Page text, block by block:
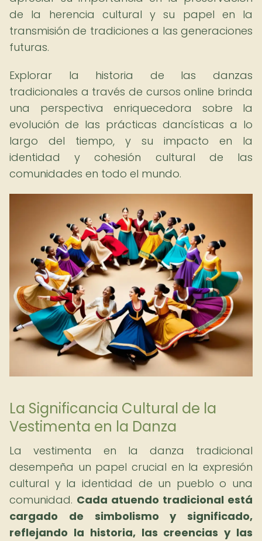
de la herencia cultural y su papel en la
transmisión de tradiciones a las generaciones
futuras.
Explorar la historia de las danzas
tradicionales a través de cursos online brinda
una perspectiva enriquecedora sobre la
evolución de las prácticas dancísticas a lo
largo del tiempo, y su impacto en la
identidad y cohesión cultural de las
comunidades en todo el mundo.
La Significancia Cultural de la
Vestimenta en la Danza
La vestimenta en la danza tradicional
desempeña un papel crucial en la expresión
cultural y la identidad de un pueblo o una
comunidad. Cada atuendo tradicional está
cargado de simbolismo y significado,
reflejando la historia, las creencias y las